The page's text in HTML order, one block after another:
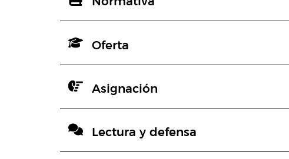
Oferta
Asignación
Lectura y defensa